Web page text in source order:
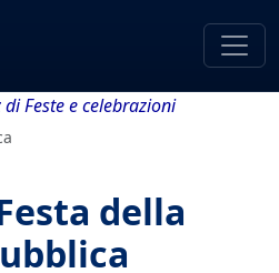
di Feste e celebrazioni
della